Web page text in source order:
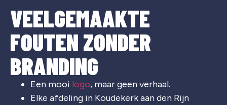
VEELGEMAAKTE
FOUTEN ZONDER
BRANDING
Een mooi logo, maar geen verhaal.
Elke afdeling in Koudekerk aan den Rijn